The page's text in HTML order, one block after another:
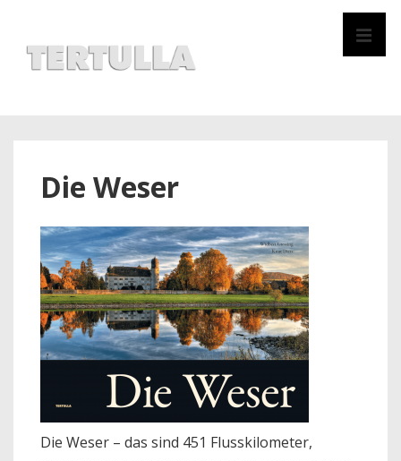
Die Weser
Die Weser – das sind 451 Flusskilometer,